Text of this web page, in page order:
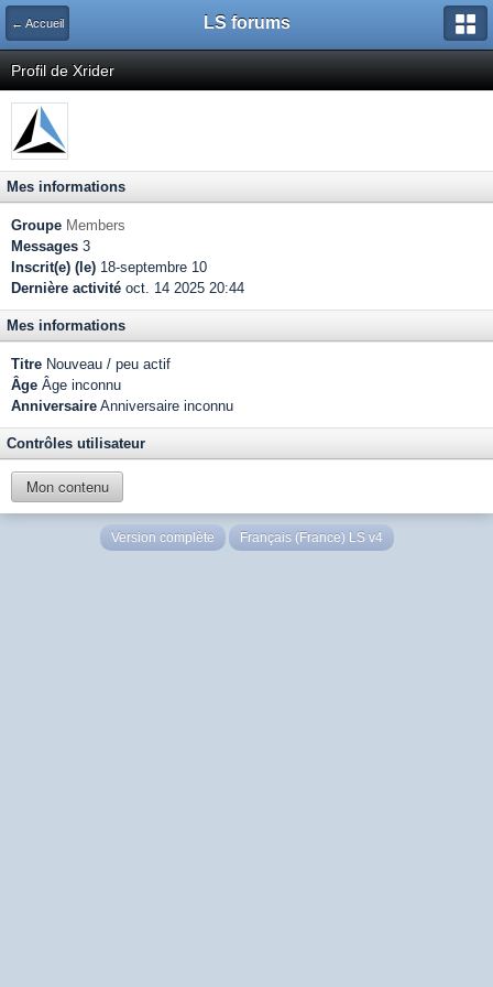
← Accueil LS forums
Profil de Xrider
Mes informations
Groupe Members
Messages 3
Inscrit(e) (le) 18-septembre 10
Dernière activité oct. 14 2025 20:44
Mes informations
Titre Nouveau / peu actif
Âge Âge inconnu
Anniversaire Anniversaire inconnu
Contrôles utilisateur
Mon contenu
Version complète Français (France) LS v4